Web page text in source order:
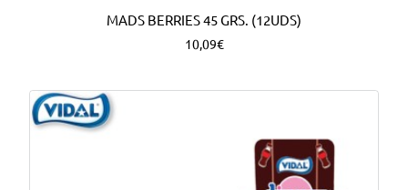
MADS BERRIES 45 GRS. (12UDS)
10,09€